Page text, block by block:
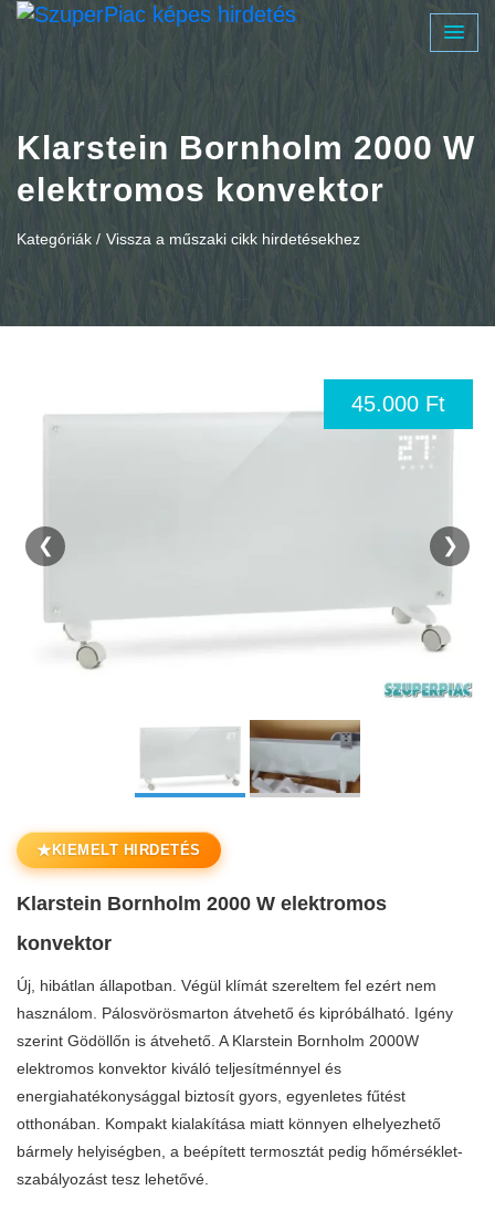
Klarstein Bornholm 2000 W
elektromos konvektor
Kategóriák / Vissza a műszaki cikk hirdetésekhez
45.000 Ft
❮ ❯
★KIEMELT HIRDETÉS
Klarstein Bornholm 2000 W elektromos
konvektor
Új, hibátlan állapotban. Végül klímát szereltem fel ezért nem
használom. Pálosvörösmarton átvehető és kipróbálható. Igény
szerint Gödöllőn is átvehető. A Klarstein Bornholm 2000W
elektromos konvektor kiváló teljesítménnyel és
energiahatékonysággal biztosít gyors, egyenletes fűtést
otthonában. Kompakt kialakítása miatt könnyen elhelyezhető
bármely helyiségben, a beépített termosztát pedig hőmérséklet-
szabályozást tesz lehetővé.